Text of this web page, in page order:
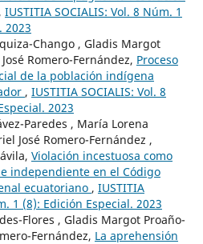
, IUSTITIA SOCIALIS: Vol. 8 Núm. 1
2023
Chango , Gladis Margot
Romero-Fernández, Proceso
de la población indígena
, IUSTITIA SOCIALIS: Vol. 8
2023
Paredes , María Lorena
José Romero-Fernández ,
Violación incestuosa como
independiente en el Código
ecuatoriano , IUSTITIA
1 (8): Edición Especial. 2023
Flores , Gladis Margot Proaño-
Fernández, La aprehensión